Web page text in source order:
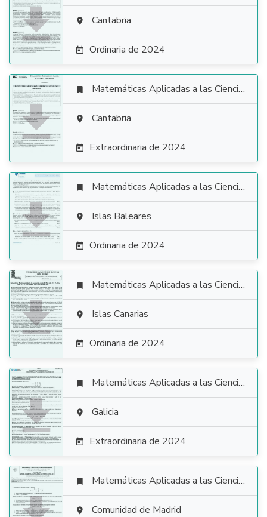
  Cantabria
 Ordinaria de 2024

 Matemáticas Aplicadas a las Ciencias Sociales
 Cantabria
 Extraordinaria de 2024

 Matemáticas Aplicadas a las Ciencias Sociales
 Islas Baleares
 Ordinaria de 2024

 Matemáticas Aplicadas a las Ciencias Sociales
 Islas Canarias
 Ordinaria de 2024

 Matemáticas Aplicadas a las Ciencias Sociales
 Galicia
 Extraordinaria de 2024
 Matemáticas Aplicadas a las Ciencias Sociales
 Comunidad de Madrid